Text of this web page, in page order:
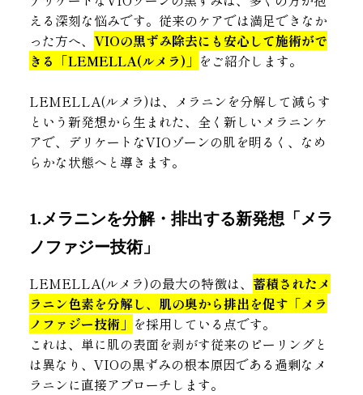
える深刻な悩みです。従来のケアでは満足できなか
った方へ、VIOの黒ずみ除去にも安心して施術がで
きる「LEMELLA(ルメラ)」 をご紹介します。
LEMELLA(ルメラ)は、メラニンを分解して減らす
という新発想から生まれた、全く新しいメラニンケ
アで、デリケートなVIOゾーンの肌を明るく、なめ
らかな状態へと導きます。
1.メラニンを分解・排出する新発想「メラ
ノファジー技術」
LEMELLA(ルメラ)の最大の特徴は、 蓄積されたメ
ラニン色素を分解し、肌の奥から排出を促す「メラ
ノファジー技術」 を採用している点です。
これは、単に肌の表面を剥がす従来のピーリングと
は異なり、VIOの黒ずみの根本原因である過剰なメ
ラニンに直接アプローチします。